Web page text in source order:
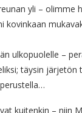
yli – olimme
kovinkaan
ulkopuolelle –
täysin
kuitenkin – niin